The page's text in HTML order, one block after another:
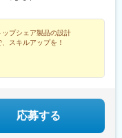
プシェア製品の設計
スキルアップを！
応募する